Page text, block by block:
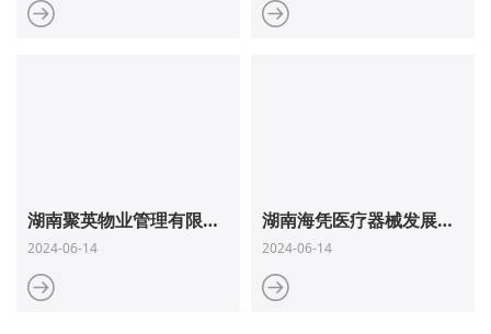
湖南聚英物业管理有限公司
2024-06-14
湖南海凭医疗器械发展集团有限公司
2024-06-14